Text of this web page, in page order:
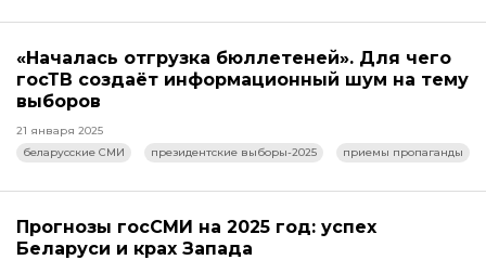
«Началась отгрузка бюллетеней». Для чего
госТВ создаёт информационный шум на тему
выборов
21 января 2025
беларусские СМИ
президентские выборы-2025 приемы пропаганды
Прогнозы госСМИ на 2025 год: успех
Беларуси и крах Запада